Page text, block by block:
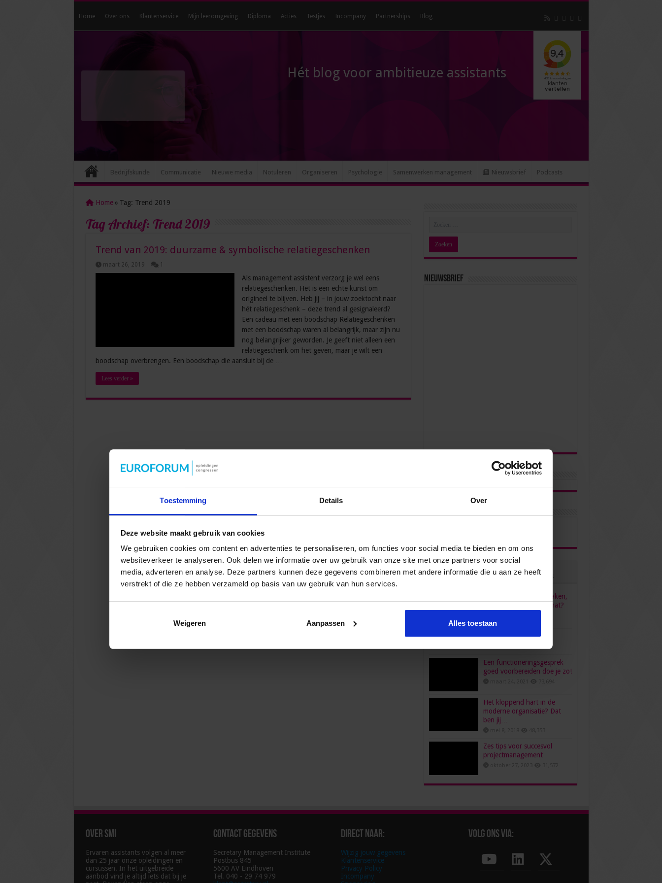
Toestemming Details Over
Deze website maakt gebruik van cookies
We gebruiken cookies om content en advertenties te personaliseren, om functies voor social media te bieden en om ons
websiteverkeer te analyseren. Ook delen we informatie over uw gebruik van onze site met onze partners voor social
media, adverteren en analyse. Deze partners kunnen deze gegevens combineren met andere informatie die u aan ze heeft
verstrekt of die ze hebben verzameld op basis van uw gebruik van hun services.
Weigeren Aanpassen Alles toestaan
Home Over ons Klantenservice Mijn leeromgeving Diploma Acties Testjes Incompany Partnerships Blog
Hét blog voor ambitieuze assistants
Bedrijfskunde Communicatie Nieuwe media Notuleren Organiseren Psychologie Samenwerken management Nieuwsbrief Podcasts
Home » Tag: Trend 2019
Tag Archief: Trend 2019
Trend van 2019: duurzame & symbolische relatiegeschenken
maart 26, 2019
Als management assistent verzorg je wel eens
relatiegeschenken. Het is een echte kunst om
origineel te blijven. Heb jij – in jouw zoektocht naar
hét relatiegeschenk – deze trend al gesignaleerd?
Een cadeau met een boodschap Relatiegeschenken
met een boodschap waren al belangrijk, maar zijn nu
nog belangrijker geworden. Je geeft niet alleen een
relatiegeschenk om het geven, maar je wilt een
boodschap overbrengen. Een boodschap die aansluit bij de …
Lees verder »
Nieuwsbrief
Populair Recent Reacties Tags
HR, HRM, personeelszaken,
P&O… Is het één pot nat?
Wat verdient een secretaresse?
Een functioneringsgesprek
goed voorbereiden doe je zo!
Het kloppend hart in de
moderne organisatie? Dat
ben jij…
Zes tips voor succesvol
projectmanagement
Over SMI
Ervaren assistants volgen al meer
dan 25 jaar onze opleidingen en
cursussen. In het uitgebreide
aanbod vind je altijd iets dat bij je
Contact gegevens
Secretary Management Institute
Postbus 845
5600 AV Eindhoven
Tel. 040 - 29 74 979
Direct naar:
Wijzig jouw gegevens
Klantenservice
Privacy Policy
Incompany
Volg ons via: